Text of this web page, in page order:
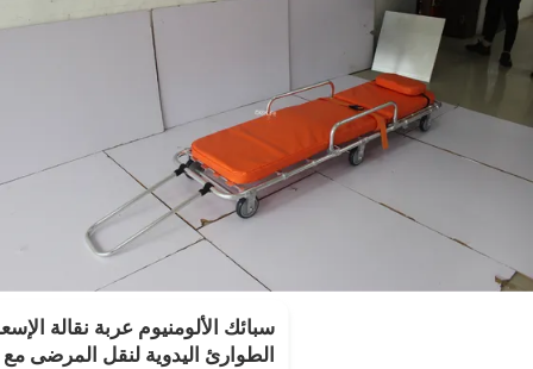
سبائك الألومنيوم عربة نقالة
الطوارئ اليدوية لنقل المرضى مع 6